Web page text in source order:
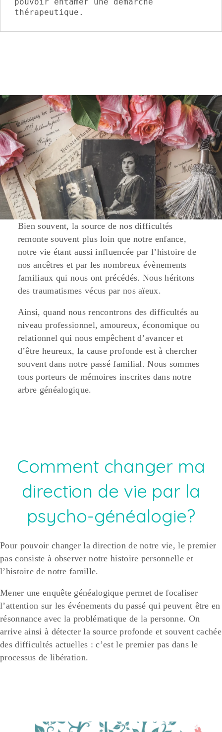
thérapeutique.
Bien souvent, la source de nos difficultés
remonte souvent plus loin que notre enfance,
notre vie étant aussi influencée par l’histoire de
nos ancêtres et par les nombreux évènements
familiaux qui nous ont précédés. Nous héritons
des traumatismes vécus par nos aïeux.
Ainsi, quand nous rencontrons des difficultés au
niveau professionnel, amoureux, économique ou
relationnel qui nous empêchent d’avancer et
d’être heureux, la cause profonde est à chercher
souvent dans notre passé familial. Nous sommes
tous porteurs de mémoires inscrites dans notre
arbre généalogique.
Comment changer ma
direction de vie par la
psycho-généalogie?
Pour pouvoir changer la direction de notre vie, le premier
pas consiste à observer notre histoire personnelle et
l’histoire de notre famille.
Mener une enquête généalogique permet de focaliser
l’attention sur les événements du passé qui peuvent être en
résonnance avec la problématique de la personne. On
arrive ainsi à détecter la source profonde et souvent cachée
des difficultés actuelles : c’est le premier pas dans le
processus de libération.